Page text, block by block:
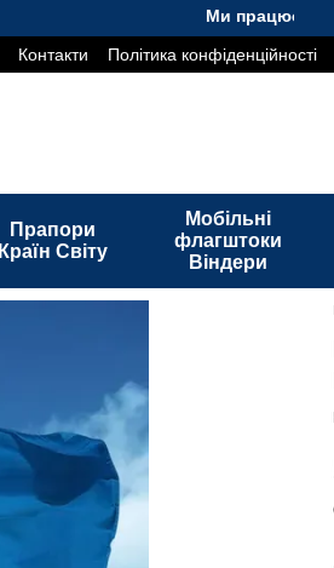
Ми працюємо. Все
Контакти Політика конфіденційності
Прапори
Країн Світу
Мобільні
флагштоки
Віндери